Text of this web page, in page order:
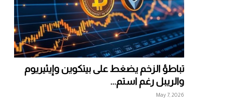
تباطؤ الزخم يضغط على بيتكوين وإيثيريوم
والريبل رغم استم...
May 7, 2026